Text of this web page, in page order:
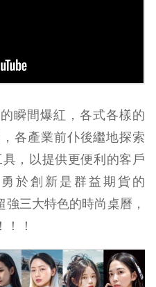
瞬間爆紅，各式各樣的
各產業前仆後繼地探索
，以提供更便利的客戶
於創新是群益期貨的
三大特色的時尚桌曆，
！